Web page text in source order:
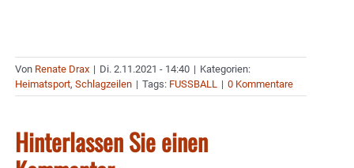
Von Renate Drax | Di. 2.11.2021 - 14:40 | Kategorien:
Heimatsport, Schlagzeilen | Tags: FUSSBALL | 0 Kommentare
Hinterlassen Sie einen